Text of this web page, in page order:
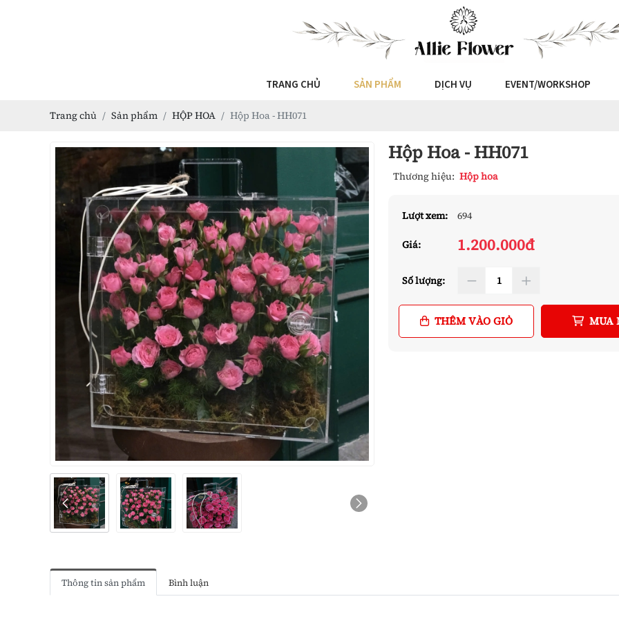
TRANG CHỦ SẢN PHẨM DỊCH VỤ EVENT/WORKSHOP
Trang chủ Sản phẩm HỘP HOA Hộp Hoa - HH071
Hộp Hoa - HH071
Thương hiệu: Hộp hoa
Lượt xem: 694
Giá: 1.200.000đ
Số lượng:
THÊM VÀO GIỎ MUA
Thông tin sản phẩm Bình luận